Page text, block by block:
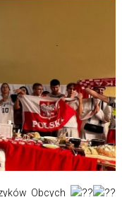
Obcych